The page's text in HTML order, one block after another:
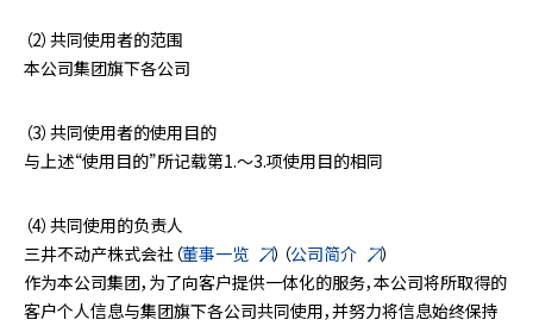
（2）共同使用者的范围
本公司集团旗下各公司
（3）共同使用者的使用目的
与上述“使用目的”所记载第1.～3.项使用目的相同
（4）共同使用的负责人
三井不动产株式会社（董事一览 ）（公司简介
）
作为本公司集团，为了向客户提供一体化的服务，本公司将所取得的
客户个人信息与集团旗下各公司共同使用，并努力将信息始终保持